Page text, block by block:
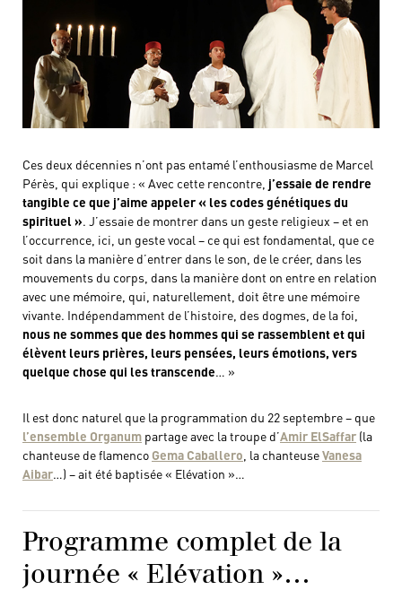
Ces deux décennies n’ont pas entamé l’enthousiasme de Marcel
Pérès, qui explique : « Avec cette rencontre, j’essaie de rendre
tangible ce que j’aime appeler « les codes génétiques du
spirituel » . J’essaie de montrer dans un geste religieux – et en
l’occurrence, ici, un geste vocal – ce qui est fondamental, que ce
soit dans la manière d’entrer dans le son, de le créer, dans les
mouvements du corps, dans la manière dont on entre en relation
avec une mémoire, qui, naturellement, doit être une mémoire
vivante. Indépendamment de l’histoire, des dogmes, de la foi,
nous ne sommes que des hommes qui se rassemblent et qui
élèvent leurs prières, leurs pensées, leurs émotions, vers
quelque chose qui les transcende … »
Il est donc naturel que la programmation du 22 septembre – que
l’ensemble Organum partage avec la troupe d’Amir ElSaffar (la
chanteuse de flamenco Gema Caballero , la chanteuseVanesa
Aibar …) – ait été baptisée « Elévation »…
Programme complet de la
journée « Elévation »…